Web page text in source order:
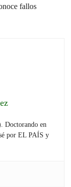
Doctorando en
por EL PAÍS y